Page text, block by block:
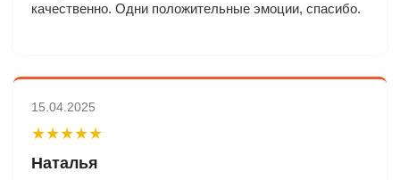
качественно. Одни положительные эмоции, спасибо.
15.04.2025
★★★★★
Наталья